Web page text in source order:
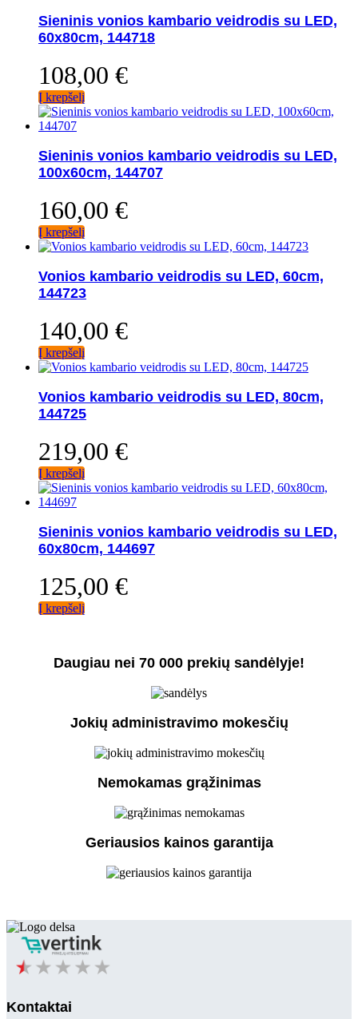
Sieninis vonios kambario veidrodis su LED,
60x80cm, 144718
108,00 €
Į krepšelį
Sieninis vonios kambario veidrodis su LED,
100x60cm, 144707
160,00 €
Į krepšelį
Vonios kambario veidrodis su LED, 60cm,
144723
140,00 €
Į krepšelį
Vonios kambario veidrodis su LED, 80cm,
144725
219,00 €
Į krepšelį
Sieninis vonios kambario veidrodis su LED,
60x80cm, 144697
125,00 €
Į krepšelį
Daugiau nei 70 000 prekių sandėlyje!
Jokių administravimo mokesčių
Nemokamas grąžinimas
Geriausios kainos garantija
Kontaktai